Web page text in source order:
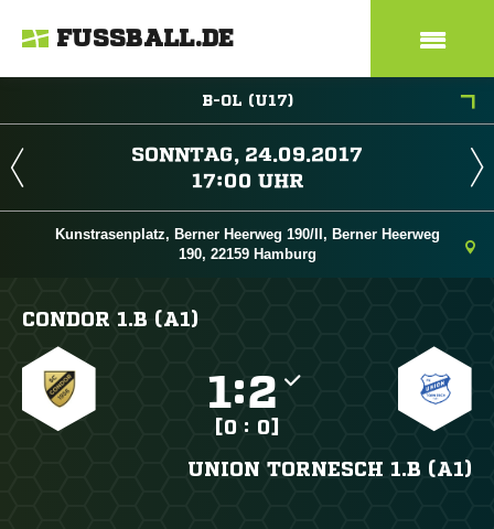
FUSSBALL.DE
B-OL (U17)
 
 
Kunstrasenplatz, Berner Heerweg 190/II, Berner Heerweg
190, 22159 Hamburg
CONDOR 1.B (A1)
:
[0 : 0]
UNION TORNESCH 1.B (A1)